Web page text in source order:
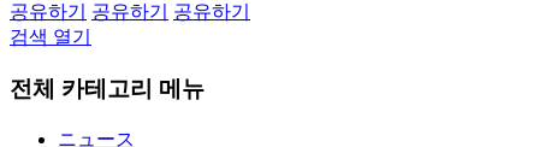
공유하기
공유하기
공유하기
검색 열기
전체 카테고리 메뉴
ニュース